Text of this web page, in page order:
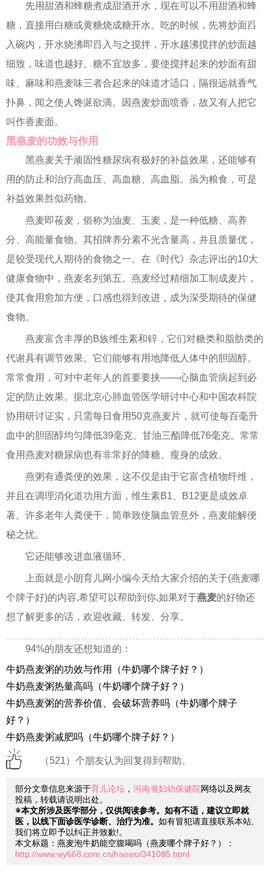
先用甜酒和蜂糖煮成甜酒开水，现在可以不用甜酒和蜂
糖，直接用白糖或黄糖烧成糖开水。吃的时候，先将炒面舀
入碗内，开水烧沸即舀入与之搅拌，开水越沸搅拌的炒面越
细致，味道也越好。糖不宜放多，要使搅拌起来的炒面有甜
味、麻味和燕麦味三者合起来的味道才适口，隔很远就香气
扑鼻，闻之使人馋涎欲滴。因燕麦炒面喷香，故又有人把它
叫作香麦面。
黑燕麦的功效与作用
黑燕麦关于顽固性糖尿病有极好的补益效果，还能够有
用的防止和治疗高血压、高血糖、高血脂。虽为粮食，可是
补益效果胜似药物。
燕麦即莜麦，俗称为油麦、玉麦，是一种低糖、高养
分、高能量食物。其招牌养分素不光含量高，并且质量优，
是较受现代人期待的食物之一。在《时代》杂志评出的10大
健康食物中，燕麦名列第五。燕麦经过精细加工制成麦片，
使其食用愈加方便，口感也得到改进，成为深受期待的保健
食物。
燕麦富含丰厚的B族维生素和锌，它们对糖类和脂肪类的
代谢具有调节效果。它们能够有用地降低人体中的胆固醇。
常常食用，可对中老年人的首要要挟——心脑血管病起到必
定的防止效果。据北京心肺血管医学研讨中心和中国农科院
协用研讨证实，只需每日食用50克燕麦片，就可使每百毫升
血中的胆固醇均匀降低39毫克、甘油三酯降低76毫克。常常
食用燕麦对糖尿病也有非常好的降糖、瘦身的成效。
燕粥有通粪便的效果，这不仅是由于它富含植物纤维，
并且在调理消化道功用方面，维生素B1、B12更是成效卓
著。许多老年人粪便干，简单致使脑血管意外，燕麦能解便
秘之忧。
它还能够改进血液循环、
上面就是小朗育儿网小编今天给大家介绍的关于(燕麦哪
个牌子好)的内容,希望可以帮助到你,如果对于燕麦的好物还
想了解更多的话，欢迎收藏、转发、分享。
94%的朋友还想知道的：
牛奶燕麦粥的功效与作用（牛奶哪个牌子好？）
牛奶燕麦粥热量高吗（牛奶哪个牌子好？）
牛奶燕麦粥的营养价值、会破坏营养吗（牛奶哪个牌子
好？）
牛奶燕麦粥减肥吗（牛奶哪个牌子好？）
（521）个朋友认为回复得到帮助。
部分文章信息来源于育儿论坛 ， 河南省妇幼保健院网络以及网友
投稿，转载请说明出处。
※本文所涉及医学部分，仅供阅读参考。如有不适，建议立即就
医，以线下面诊医学诊断、治疗为准。 如有冒犯请直接联系本站,
我们将立即予以纠正并致歉!。
本文标题：燕麦泡牛奶能空腹喝吗（燕麦哪个牌子好？）：
http://www.wy668.com.cn/haowu/341085.html